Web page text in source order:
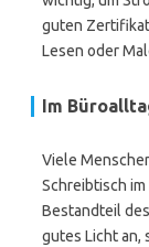
guten
Lesen oder
Im
Viele
Schreibtisch
Bestandteil
gutes Licht an,